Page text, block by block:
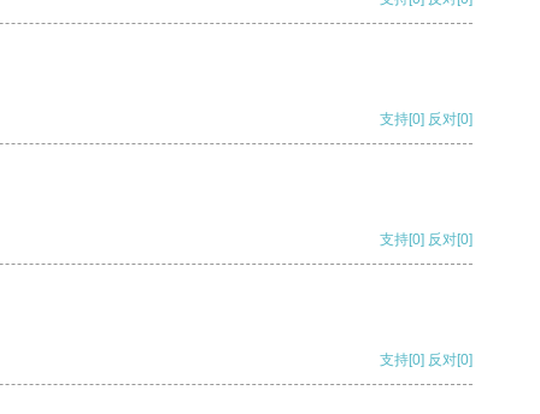
支持[0] 反对[0]
支持[0] 反对[0]
支持[0] 反对[0]